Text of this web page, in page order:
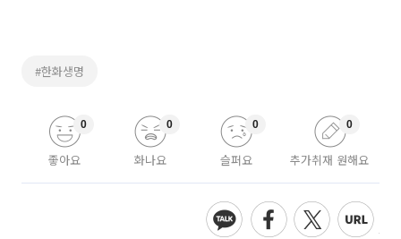
#한화생명
좋아요
0
화나요
0
슬퍼요
0
추가취재 원해요
0